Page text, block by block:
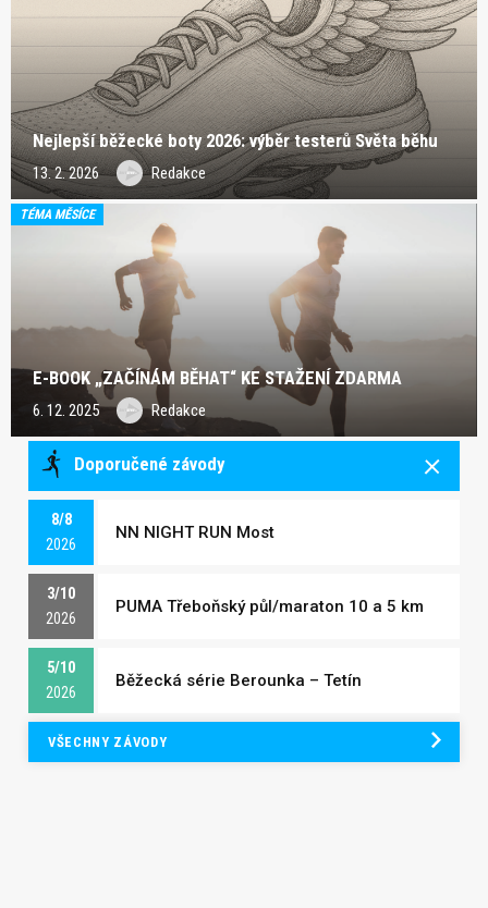
Nejlepší běžecké boty 2026: výběr testerů Světa běhu
13. 2. 2026 Redakce
TÉMA MĚSÍCE
E-BOOK „ZAČÍNÁM BĚHAT“ KE STAŽENÍ ZDARMA
6. 12. 2025 Redakce
Doporučené závody
8/8
2026
NN NIGHT RUN Most
3/10
2026
PUMA Třeboňský půl/maraton 10 a 5 km
5/10
2026
Běžecká série Berounka – Tetín
VŠECHNY ZÁVODY